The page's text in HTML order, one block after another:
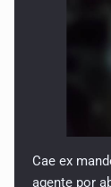
Cae ex
agente por